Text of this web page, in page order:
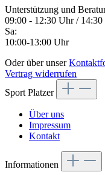
Unterstützung und
09:00 - 12:30 Uhr /
Sa:
10:00-13:00 Uhr
Oder über unser
Vertrag widerrufen
Sport Platzer
Über uns
Impressum
Kontakt
Informationen